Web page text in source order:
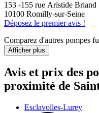
153 -155 rue Aristide Briand
10100 Romilly-sur-Seine
Déposez le premier avis !
Comparez d'autres pompes
Afficher plus
Avis et prix des
proximité de
Esclavolles-Lurey